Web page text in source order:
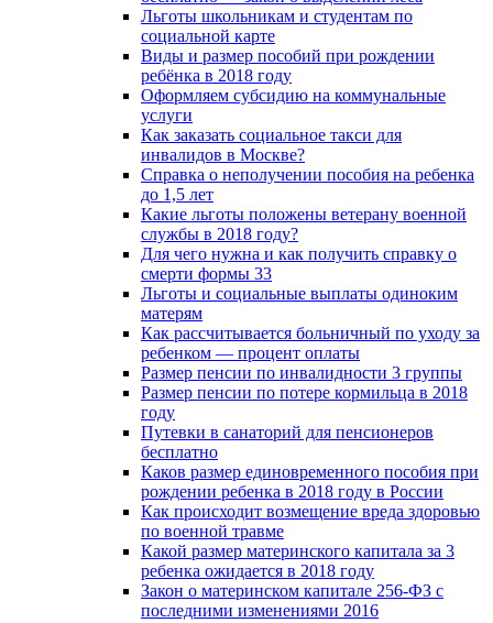
Льготы школьникам и студентам по
социальной карте
Виды и размер пособий при рождении
ребёнка в 2018 году
Оформляем субсидию на коммунальные
услуги
Как заказать социальное такси для
инвалидов в Москве?
Справка о неполучении пособия на ребенка
до 1,5 лет
Какие льготы положены ветерану военной
службы в 2018 году?
Для чего нужна и как получить справку о
смерти формы 33
Льготы и социальные выплаты одиноким
матерям
Как рассчитывается больничный по уходу за
ребенком — процент оплаты
Размер пенсии по инвалидности 3 группы
Размер пенсии по потере кормильца в 2018
году
Путевки в санаторий для пенсионеров
бесплатно
Каков размер единовременного пособия при
рождении ребенка в 2018 году в России
Как происходит возмещение вреда здоровью
по военной травме
Какой размер материнского капитала за 3
ребенка ожидается в 2018 году
Закон о материнском капитале 256-ФЗ с
последними изменениями 2016